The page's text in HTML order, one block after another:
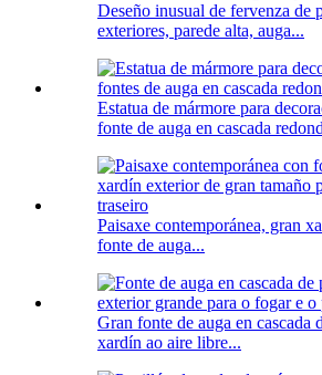
Deseño inusual de fervenza de
exteriores, parede alta, auga...
Estatua de mármore para
fonte de auga en cascada
Paisaxe contemporánea, gran
fonte de auga...
Gran fonte de auga en cascada
xardín ao aire libre...